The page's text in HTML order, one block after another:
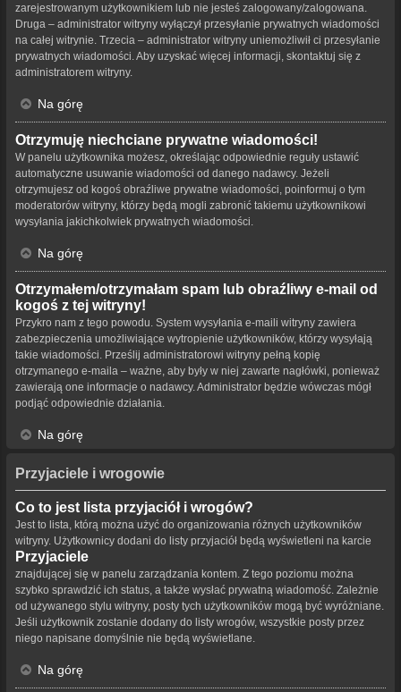
zarejestrowanym użytkownikiem lub nie jesteś zalogowany/zalogowana.
Druga – administrator witryny wyłączył przesyłanie prywatnych wiadomości
na całej witrynie. Trzecia – administrator witryny uniemożliwił ci przesyłanie
prywatnych wiadomości. Aby uzyskać więcej informacji, skontaktuj się z
administratorem witryny.
Na górę
Otrzymuję niechciane prywatne wiadomości!
W panelu użytkownika możesz, określając odpowiednie reguły ustawić
automatyczne usuwanie wiadomości od danego nadawcy. Jeżeli
otrzymujesz od kogoś obraźliwe prywatne wiadomości, poinformuj o tym
moderatorów witryny, którzy będą mogli zabronić takiemu użytkownikowi
wysyłania jakichkolwiek prywatnych wiadomości.
Na górę
Otrzymałem/otrzymałam spam lub obraźliwy e-mail od
kogoś z tej witryny!
Przykro nam z tego powodu. System wysyłania e-maili witryny zawiera
zabezpieczenia umożliwiające wytropienie użytkowników, którzy wysyłają
takie wiadomości. Prześlij administratorowi witryny pełną kopię
otrzymanego e-maila – ważne, aby były w niej zawarte nagłówki, ponieważ
zawierają one informacje o nadawcy. Administrator będzie wówczas mógł
podjąć odpowiednie działania.
Na górę
Przyjaciele i wrogowie
Co to jest lista przyjaciół i wrogów?
Jest to lista, którą można użyć do organizowania różnych użytkowników
witryny. Użytkownicy dodani do listy przyjaciół będą wyświetleni na karcie
Przyjaciele
znajdującej się w panelu zarządzania kontem. Z tego poziomu można
szybko sprawdzić ich status, a także wysłać prywatną wiadomość. Zależnie
od używanego stylu witryny, posty tych użytkowników mogą być wyróżniane.
Jeśli użytkownik zostanie dodany do listy wrogów, wszystkie posty przez
niego napisane domyślnie nie będą wyświetlane.
Na górę